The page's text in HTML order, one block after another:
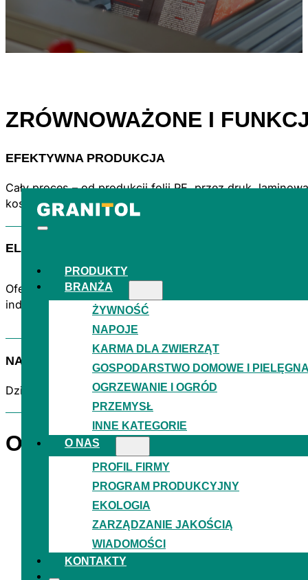
PRODUKTY
BRANŻA
ŻYWNOŚĆ
NAPOJE
KARMA DLA ZWIERZĄT
GOSPODARSTWO DOMOWE I
OGRZEWANIE I OGRÓD
PRZEMYSŁ
INNE KATEGORIE
O NAS
PROFIL FIRMY
PROGRAM PRODUKCYJNY
EKOLOGIA
ZARZĄDZANIE JAKOŚCIĄ
WIADOMOŚCI
KONTAKTY
ZRÓWNOWAŻONE I
EFEKTYWNA PRODUKCJA
Cały proces – od produkcji folii PE, przez druk,
kosztów.
ELASTYCZNE PRZECHOWYWANIE
Oferujemy do 6 miesięcy magazynowania gotowych
indywidualnych potrzeb.
NADRUKI PROMUJĄCE PRODUKT
Dzięki nadrukowi fleksograficznemu HD w 10
OPAKOWANIE